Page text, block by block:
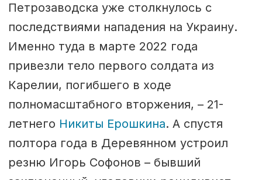
Петрозаводска уже столкнулось с
последствиями нападения на Украину.
Именно туда в марте 2022 года
привезли тело первого солдата из
Карелии, погибшего в ходе
полномасштабного вторжения, – 21-
летнего Никиты Ерошкина. А спустя
полтора года в Деревянном устроил
резню Игорь Софонов – бывший